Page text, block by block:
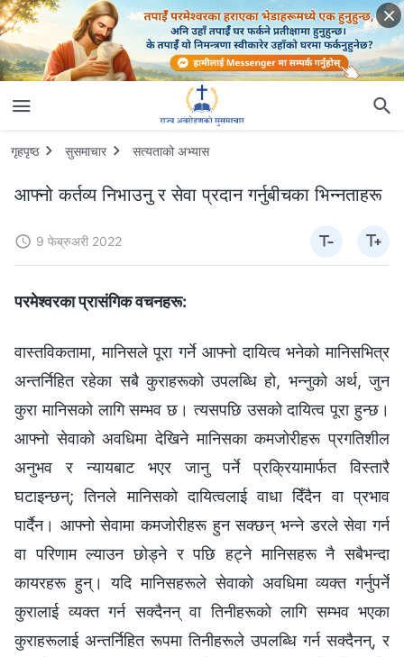
गृहपृष्ठ सुसमाचार सत्यताको अभ्यास
आफ्नो कर्तव्य निभाउनु र सेवा प्रदान गर्नुबीचका भिन्नताहरू
9 फेब्रुअरी 2022
परमेश्‍वरका प्रासंगिक वचनहरू:
वास्तविकतामा, मानिसले पूरा गर्ने आफ्नो दायित्व भनेको मानिसभित्र
अन्तर्निहित रहेका सबै कुराहरूको उपलब्धि हो, भन्नुको अर्थ, जुन
कुरा मानिसको लागि सम्भव छ। त्यसपछि उसको दायित्व पूरा हुन्छ।
आफ्नो सेवाको अवधिमा देखिने मानिसका कमजोरीहरू प्रगतिशील
अनुभव र न्यायबाट भएर जानु पर्ने प्रक्रियामार्फत‌ विस्तारै
घटाइन्छन्‌; तिनले मानिसको दायित्वलाई वाधा दिँदैन वा प्रभाव
पार्दैन। आफ्नो सेवामा कमजोरीहरू हुन सक्छन् भन्ने डरले सेवा गर्न
वा परिणाम ल्याउन छोड्ने र पछि हट्ने मानिसहरू नै सबैभन्दा
कायरहरू हुन्। यदि मानिसहरूले सेवाको अवधिमा व्यक्त गर्नुपर्ने
कुरालाई व्यक्त गर्न सक्दैनन् वा तिनीहरूको लागि सम्भव भएका
कुराहरूलाई अन्तर्निहित रूपमा तिनीहरूले उपलब्धि गर्न सक्दैनन्, र